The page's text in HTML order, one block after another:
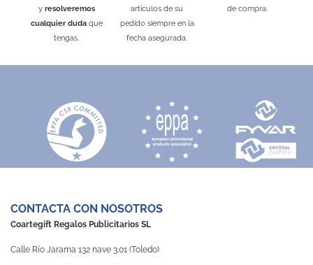
y resolveremos
cualquier dudaque
tengas.
artículos de su
pedido siempre en la
fecha asegurada.
de compra.
CONTACTA CON NOSOTROS
Coartegift Regalos Publicitarios SL
Calle Río Jarama 132 nave 3.01 (Toledo)